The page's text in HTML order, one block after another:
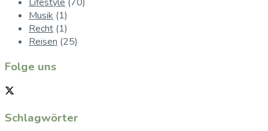
Musik (1)
Recht (1)
Reisen (25)
Folge uns
Schlagwörter